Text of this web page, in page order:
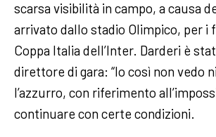
scarsa visibilità in campo, a causa
arrivato dallo stadio Olimpico, per i
Coppa Italia dell’Inter. Darderi è
direttore di gara: “Io così non vedo
l’azzurro, con riferimento
continuare con certe condizioni.